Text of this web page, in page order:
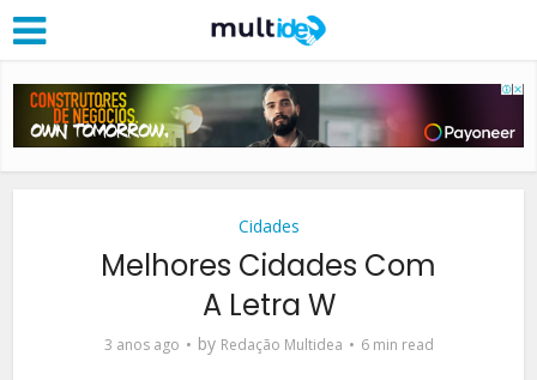
Cidades
Melhores Cidades Com
A Letra W
3 anos ago by Redação Multidea 6 min read